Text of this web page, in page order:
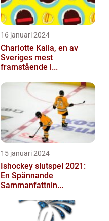
16 januari 2024
Charlotte Kalla, en av
Sveriges mest
framstående l...
15 januari 2024
Ishockey slutspel 2021:
En Spännande
Sammanfattnin...